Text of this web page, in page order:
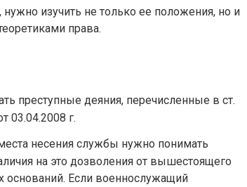
изучить не только ее положения, но и
права.
преступные деяния, перечисленные в ст.
03.04.2008 г.
несения службы нужно понимать
на это дозволения от вышестоящего
оснований. Если военнослужащий